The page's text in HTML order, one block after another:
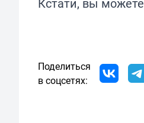
Поделиться
в соцсетях: